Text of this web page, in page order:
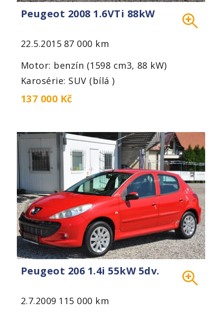
Peugeot 2008 1.6VTi 88kW
22.5.2015 87 000 km
Motor: benzín (1598 cm3, 88 kW)
Karosérie: SUV (bílá )
137 000 Kč
Peugeot 206 1.4i 55kW 5dv.
2.7.2009 115 000 km